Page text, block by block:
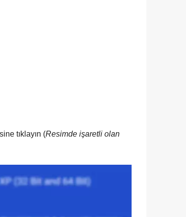
tıklayın (Resimde işaretli olan